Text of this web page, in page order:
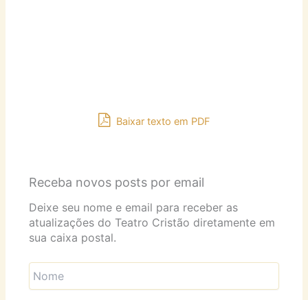
Baixar texto em PDF
Receba novos posts por email
Deixe seu nome e email para receber as
atualizações do Teatro Cristão diretamente em
sua caixa postal.